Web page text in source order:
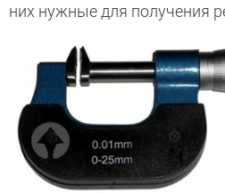
них нужные для получения